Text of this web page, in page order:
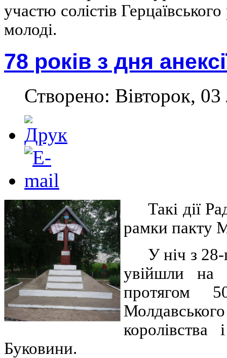
участю солістів
молоді.
78 років з дня
Створено: Вівторок,
Такі дії
рамки пакту
У ніч з
увійшли на
протягом
Буковини.